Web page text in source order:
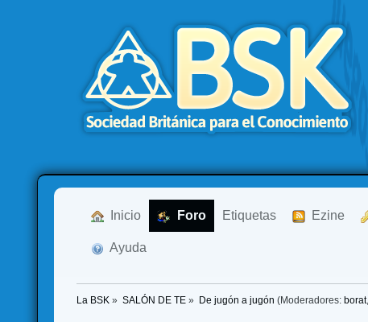
Inicio Foro Etiquetas Ezine
Ayuda
La BSK » SALÓN DE TE » De jugón a jugón (Moderadores: borat,